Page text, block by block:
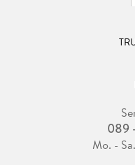
089
Mo. -